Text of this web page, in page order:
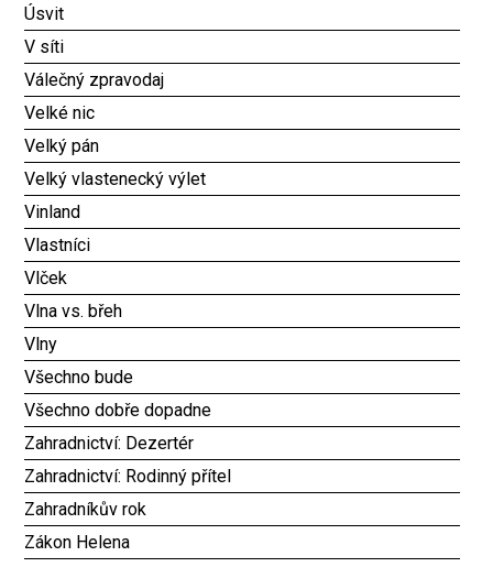
Úsvit
V síti
Válečný zpravodaj
Velké nic
Velký pán
Velký vlastenecký výlet
Vinland
Vlastníci
Vlček
Vlna vs. břeh
Vlny
Všechno bude
Všechno dobře dopadne
Zahradnictví: Dezertér
Zahradnictví: Rodinný přítel
Zahradníkův rok
Zákon Helena